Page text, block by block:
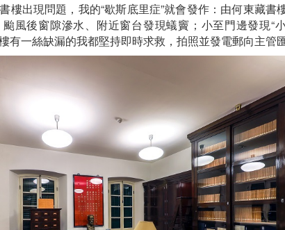
樓出現問題，我的“歇斯底里症”就會發作：由何東藏書
風後窗隙滲水、附近窗台發現蟻竇；小至門邊發現“
一絲缺漏的我都堅持即時求救，拍照並發電郵向主管